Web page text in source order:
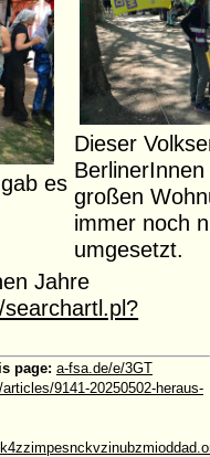
es
Dieser
großen
immer noch
umgesetzt.
Jahre
page: a-fsa.de/e/3GT
9141-20250502-heraus-